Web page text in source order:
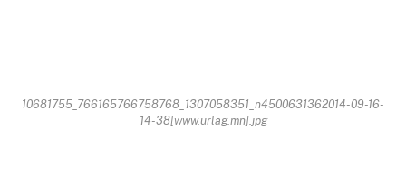
10681755_766165766758768_1307058351_n4500631362014-09-16-
14-38[www.urlag.mn].jpg